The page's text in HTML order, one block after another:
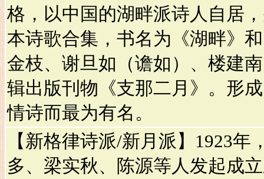
格，以中国的湖畔派诗人自居
本诗歌合集，书名为《湖畔》
金枝、谢旦如（谵如）、楼建
辑出版刊物《支那二月》。形
情诗而最为有名。
【新格律诗派/新月派】1923
多、梁实秋、陈源等人发起成